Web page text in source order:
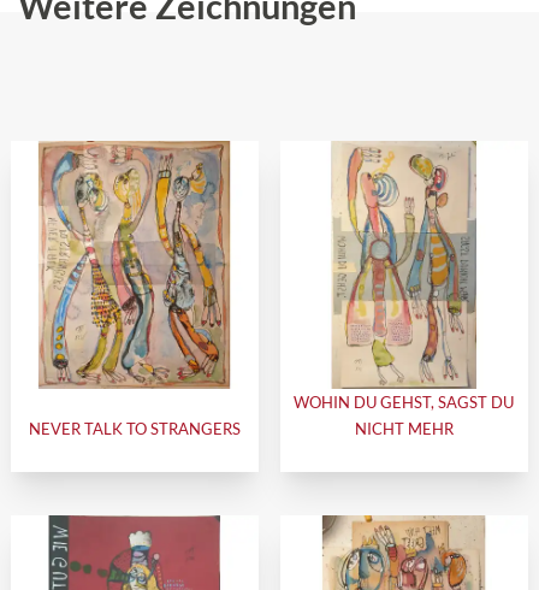
NEVER TALK TO STRANGERS
WOHIN DU GEHST, SAGST DU
NICHT MEHR